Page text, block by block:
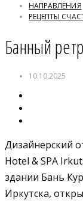
НАПРАВЛЕНИЯ
РЕЦЕПТЫ
Банный
10.10.2025
Дизайнерский
Hotel & SPA
здании Бань
Иркутска,